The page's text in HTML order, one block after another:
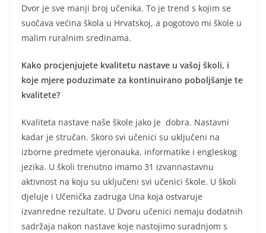
Dvor je sve manji broj učenika. To je trend s kojim se
suočava većina škola u Hrvatskoj, a pogotovo mi škole u
malim ruralnim sredinama.
Kako procjenjujete kvalitetu nastave u vašoj školi, i
koje mjere poduzimate za kontinuirano poboljšanje te
kvalitete?
Kvaliteta nastave naše škole jako je dobra. Nastavni
kadar je stručan. Skoro svi učenici su uključeni na
izborne predmete vjeronauka, informatike i engleskog
jezika. U školi trenutno imamo 31 izvannastavnu
aktivnost na koju su uključeni svi učenici škole. U školi
djeluje i Učenička zadruga Una koja ostvaruje
izvanredne rezultate. U Dvoru učenici nemaju dodatnih
sadržaja nakon nastave koje nastojimo suradnjom s